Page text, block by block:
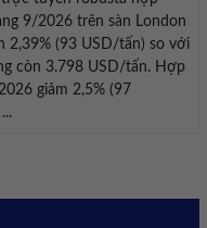
9/2026 trên sàn London
2,39% (93 USD/tấn) so với
còn 3.798 USD/tấn. Hợp
giảm 2,5% (97